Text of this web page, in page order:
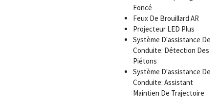
Foncé
Feux De Brouillard AR
Projecteur LED Plus
Système D'assistance De
Conduite: Détection Des
Piétons
Système D'assistance De
Conduite: Assistant
Maintien De Trajectoire